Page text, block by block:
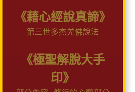
《藉心經說真諦》
第三世多杰羌佛說法
《極聖解脫大手
印》